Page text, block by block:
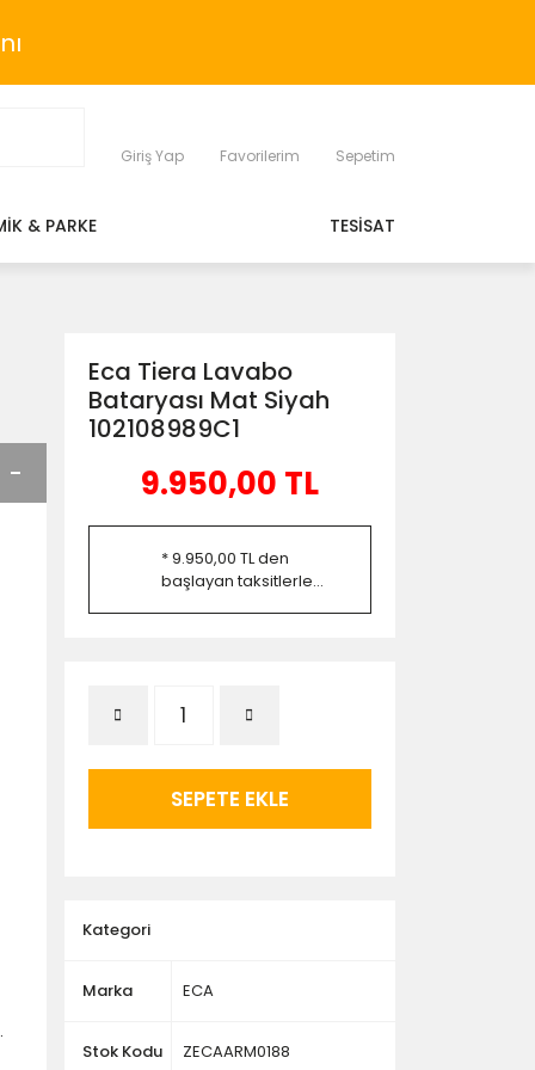
Giriş Yap Favorilerim Sepetim
& PARKE TESİSAT
Eca Tiera Lavabo
Bataryası Mat Siyah
102108989C1
9.950,00 TL
* 9.950,00 TL den
başlayan taksitlerle...
SEPETE EKLE
Kategori
Marka ECA
Stok Kodu ZECAARM0188